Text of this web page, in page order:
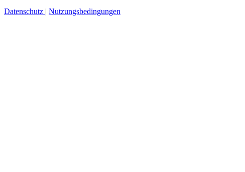
Datenschutz | Nutzungsbedingungen